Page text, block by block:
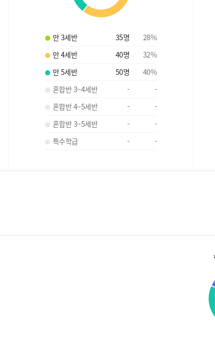
만 3세반 35명 28%
만 4세반
40명 32%
만 5세반
50명 40%
혼합반 3~4세반
-
-
혼합반 4~5세반
-
-
혼합반 3~5세반
-
-
특수학급
- -